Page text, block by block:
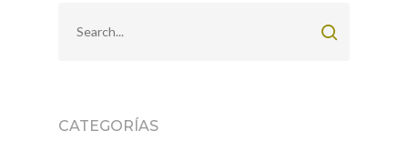
CATEGORÍAS